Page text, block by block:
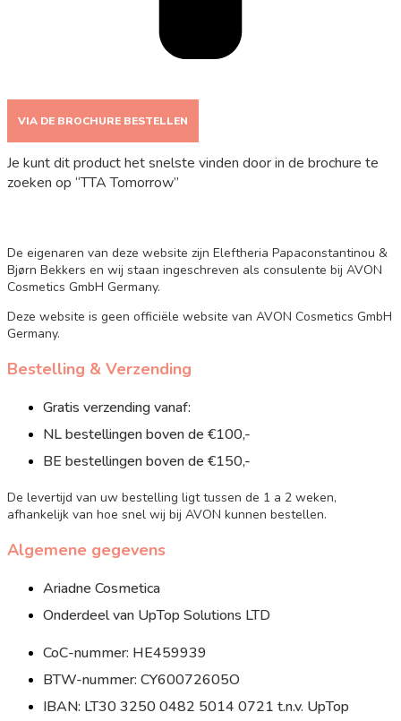
VIA DE BROCHURE BESTELLEN
Je kunt dit product het snelste vinden door in de brochure te
zoeken op “TTA Tomorrow”
De eigenaren van deze website zijn Eleftheria Papaconstantinou &
Bjørn Bekkers en wij staan ingeschreven als consulente bij AVON
Cosmetics GmbH Germany.
Deze website is geen officiële website van AVON Cosmetics GmbH
Germany.
Bestelling & Verzending
Gratis verzending vanaf:
NL bestellingen boven de €100,-
BE bestellingen boven de €150,-
De levertijd van uw bestelling ligt tussen de 1 a 2 weken,
afhankelijk van hoe snel wij bij AVON kunnen bestellen.
Algemene gegevens
Ariadne Cosmetica
Onderdeel van UpTop Solutions LTD
CoC-nummer: HE459939
BTW-nummer: CY60072605O
IBAN: LT30 3250 0482 5014 0721 t.n.v. UpTop